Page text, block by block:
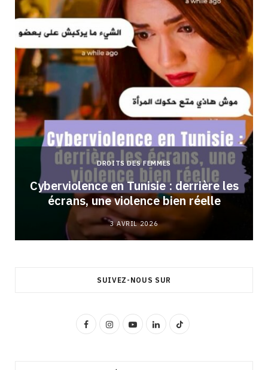
DROITS DES FEMMES
Cyberviolence en Tunisie : derrière les
écrans, une violence bien réelle
3 AVRIL 2026
SUIVEZ-NOUS SUR
F
I
Y
L
T